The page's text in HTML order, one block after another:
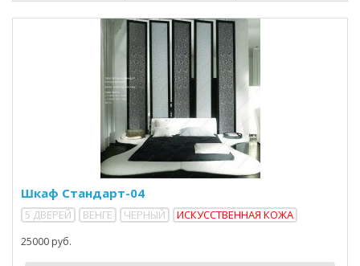
Шкаф Стандарт-04
5 ДВЕРЕЙ ВЕНГЕ ЧЕРНЫЙ ИСКУССТВЕННАЯ КОЖА
25000 руб.